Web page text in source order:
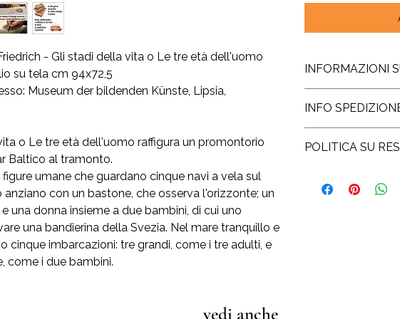
- Gli stadi della vita o Le tre età dell'uomo
su tela cm 94x72,5
Museum der bildenden Künste, Lipsia,
o Le tre età dell'uomo raffigura un promontorio
Baltico al tramonto.
umane che guardano cinque navi a vela sul
anziano con un bastone, che osserva l'orizzonte; un
una donna insieme a due bambini, di cui uno
una bandierina della Svezia. Nel mare tranquillo e
cinque imbarcazioni: tre grandi, come i tre adulti, e
come i due bambini.
INFORMAZIONI
Amalfi, creata
procedimento
La dimensione
Una volta
INFO
lavorativi dall’ordine.
Cina, Russia, Corea
POLITICA SU
consumatore la
vedi anche